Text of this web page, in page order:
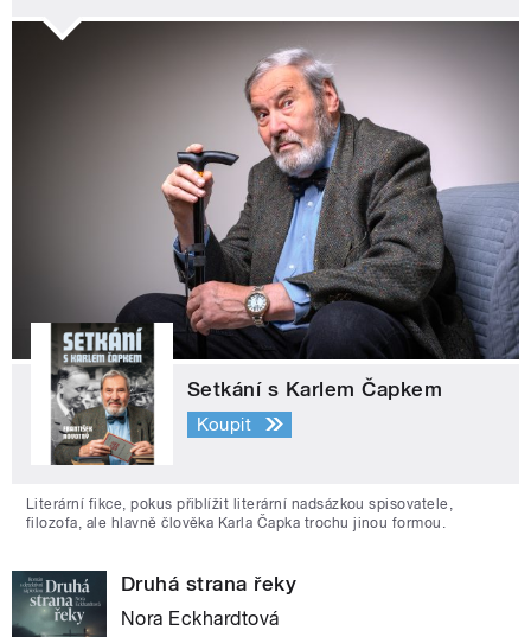
Setkání s Karlem Čapkem
Koupit
Literární fikce, pokus přiblížit literární nadsázkou spisovatele,
filozofa, ale hlavně člověka Karla Čapka trochu jinou formou.
Druhá strana řeky
Nora Eckhardtová